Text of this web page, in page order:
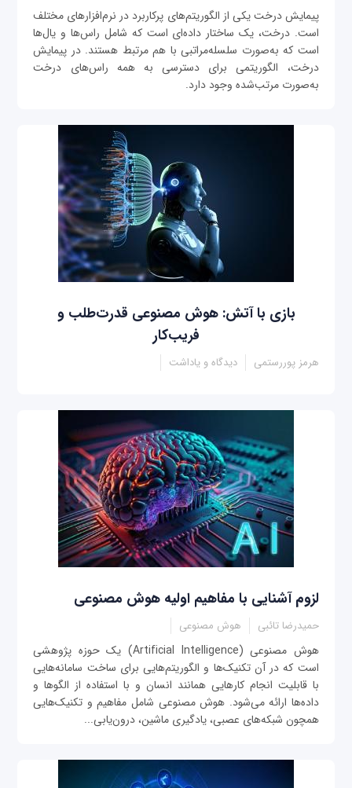
پیمایش درخت یکی از الگوریتم‌های پرکاربرد در نرم‌افزارهای مختلف
است. درخت، یک ساختار داده‌ای است که شامل راس‌ها و یال‌ها
است که به‌صورت سلسله‌مراتبی با هم مرتبط هستند. در پیمایش
درخت، الگوریتمی برای دسترسی به همه راس‌های درخت
به‌صورت مرتب‌شده وجود دارد.
بازی با آتش: هوش مصنوعی قدرت‌طلب و
فریب‌کار
هرمز پوررستمی دیدگاه و یاداشت
لزوم آشنایی با مفاهیم اولیه هوش مصنوعی
حمیدرضا تائبی هوش مصنوعی
هوش مصنوعی (Artificial Intelligence) یک حوزه پژوهشی
است که در آن تکنیک‌ها و الگوریتم‌هایی برای ساخت سامانه‌هایی
با قابلیت انجام کارهایی همانند انسان و با استفاده از الگوها و
داده‌ها ارائه می‌شود. هوش مصنوعی شامل مفاهیم و تکنیک‌هایی
همچون شبکه‌های عصبی، یادگیری ماشین، درون‌یابی...